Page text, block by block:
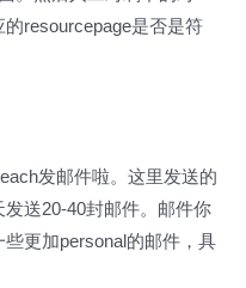
resourcepage是否是符
发邮件啦。这里发送的
送20-40封邮件。邮件你
更加personal的邮件，具